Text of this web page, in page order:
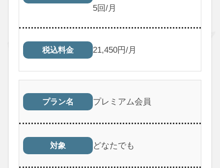
5回/月
税込料金 21,450円/月
プラン名 プレミアム会員
対象 どなたでも